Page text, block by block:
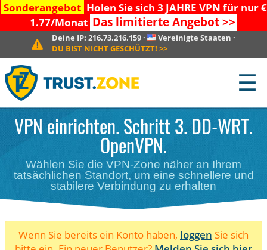
Sonderangebot Holen Sie sich 3 JAHRE VPN für nur €
1.77/Monat Das limitierte Angebot>>
Deine IP: 216.73.216.159· Vereinigte Staaten ·
DU BIST NICHT GESCHÜTZT! >>
☰
VPN einrichten. Schritt 3. DD-WRT.
OpenVPN.
Wählen Sie die VPN-Zone näher an Ihrem
tatsächlichen Standort, um eine schnellere und
stabilere Verbindung zu erhalten
Wenn Sie bereits ein Konto haben, loggen Sie sich